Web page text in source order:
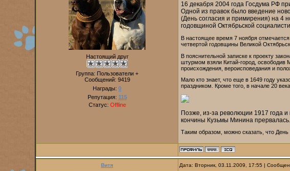
Настоящий друг
Группа: Пользователи +
Сообщений: 9419
Награды: 0
Репутация: 115
Статус: Offline
16 декабря 2004 года Госдума РФ
Одной из правок было введение
(День согласия и примирения) на 4
годовщиной Октябрьской
В настоящее время 7 ноября
четвертой годовщины Великой
В пояснительной записке к проекту
штурмом взяли Китай-город, освободив
происхождения, вероисповедания и
Мало кто знает, что еще в 1649 году
праздником. Кроме того, в начале 20
Позже, из-за революции 1917 года
кончины Кузьмы Минина прервалась.
Таким образом, можно сказать, что День
Витя Дата: Вторник, 03.11.2009, 17:55 |